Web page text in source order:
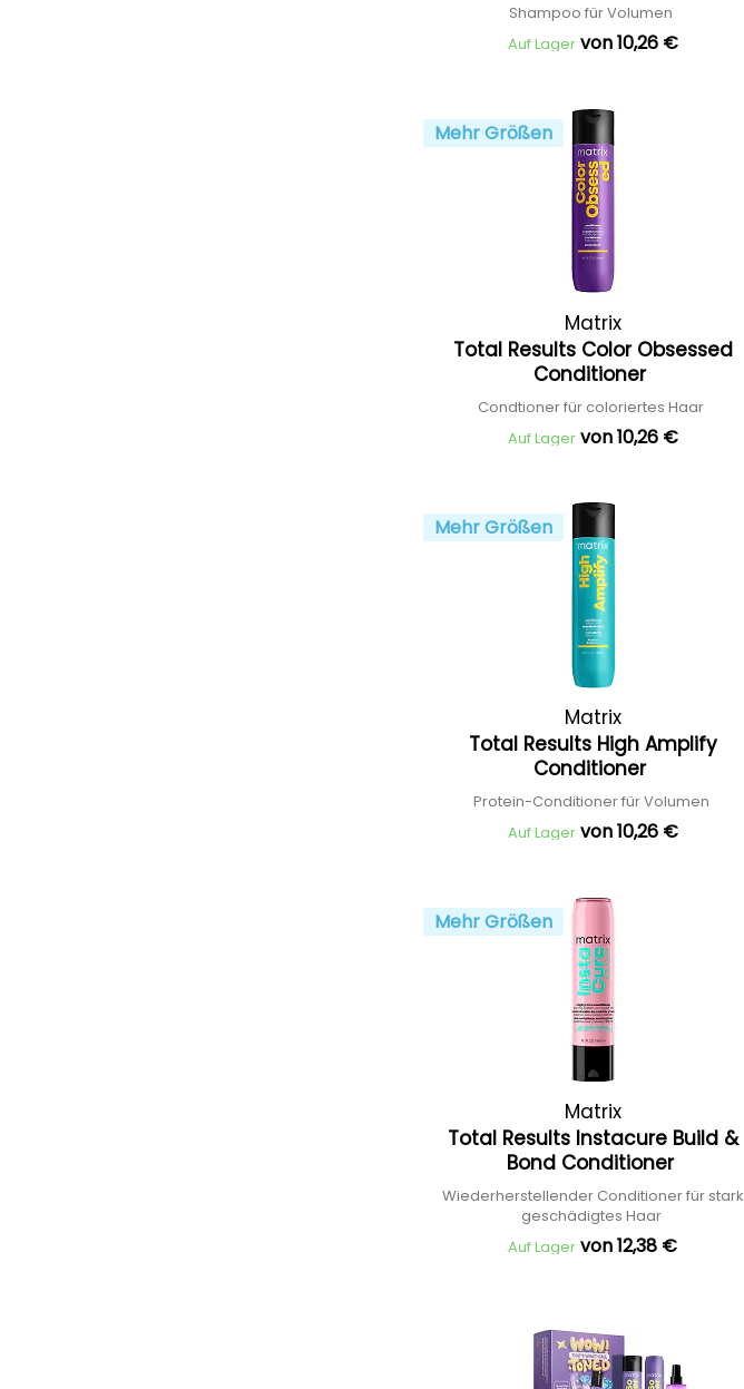
Shampoo für Volumen
Auf Lager von 10,26 €
Mehr Größen
Matrix
Total Results Color Obsessed
Conditioner
Condtioner für coloriertes Haar
Auf Lager von 10,26 €
Mehr Größen
Matrix
Total Results High Amplify
Conditioner
Protein-Conditioner für Volumen
Auf Lager von 10,26 €
Mehr Größen
Matrix
Total Results Instacure Build &
Bond Conditioner
Wiederherstellender Conditioner für stark
geschädigtes Haar
Auf Lager von 12,38 €